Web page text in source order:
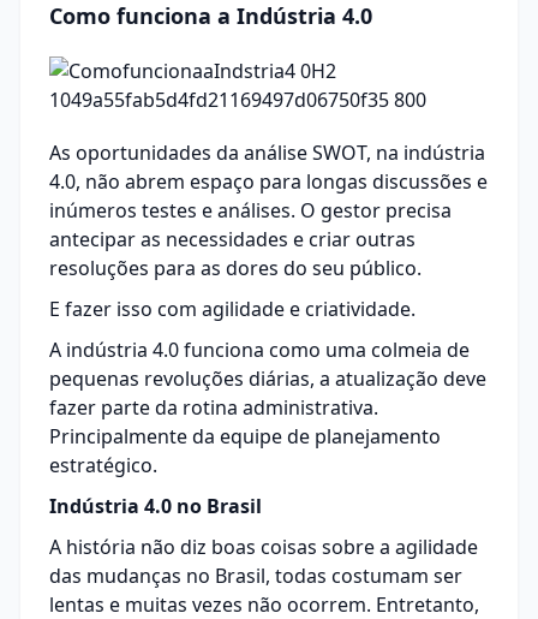
Como funciona a Indústria 4.0
As oportunidades da análiseSWOT, na indústria
4.0, não abrem espaço para longas discussões e
inúmeros testes e análises. O gestor precisa
antecipar as necessidades e criar outras
resoluções para as dores do seu público.
E fazer isso com agilidade e criatividade.
A indústria 4.0 funciona como uma colmeia de
pequenas revoluções diárias, a atualização deve
fazer parte da rotina administrativa.
Principalmente da equipe de planejamento
estratégico.
Indústria 4.0 no Brasil
A história não diz boas coisas sobre a agilidade
das mudanças no Brasil, todas costumam ser
lentas e muitas vezes não ocorrem. Entretanto,